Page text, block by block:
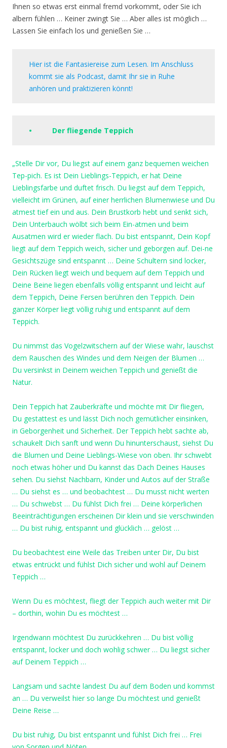
Ihnen so etwas erst einmal fremd vorkommt, oder Sie ich
albern fühlen … Keiner zwingt Sie … Aber alles ist möglich …
Lassen Sie einfach los und genießen Sie …
Hier ist die Fantasiereise zum Lesen. Im Anschluss
kommt sie als Podcast, damit Ihr sie in Ruhe
anhören und praktizieren könnt!
• Der fliegende Teppich
„Stelle Dir vor, Du liegst auf einem ganz bequemen weichen
Tep-pich. Es ist Dein Lieblings-Teppich, er hat Deine
Lieblingsfarbe und duftet frisch. Du liegst auf dem Teppich,
vielleicht im Grünen, auf einer herrlichen Blumenwiese und Du
atmest tief ein und aus. Dein Brustkorb hebt und senkt sich,
Dein Unterbauch wölbt sich beim Ein-atmen und beim
Ausatmen wird er wieder flach. Du bist entspannt, Dein Kopf
liegt auf dem Teppich weich, sicher und geborgen auf. Dei-ne
Gesichtszüge sind entspannt … Deine Schultern sind locker,
Dein Rücken liegt weich und bequem auf dem Teppich und
Deine Beine liegen ebenfalls völlig entspannt und leicht auf
dem Teppich, Deine Fersen berühren den Teppich. Dein
ganzer Körper liegt völlig ruhig und entspannt auf dem
Teppich.
Du nimmst das Vogelzwitschern auf der Wiese wahr, lauschst
dem Rauschen des Windes und dem Neigen der Blumen …
Du versinkst in Deinem weichen Teppich und genießt die
Natur.
Dein Teppich hat Zauberkräfte und möchte mit Dir fliegen,
Du gestattest es und lässt Dich noch gemütlicher einsinken,
in Geborgenheit und Sicherheit. Der Teppich hebt sachte ab,
schaukelt Dich sanft und wenn Du hinunterschaust, siehst Du
die Blumen und Deine Lieblings-Wiese von oben. Ihr schwebt
noch etwas höher und Du kannst das Dach Deines Hauses
sehen. Du siehst Nachbarn, Kinder und Autos auf der Straße
… Du siehst es … und beobachtest … Du musst nicht werten
… Du schwebst … Du fühlst Dich frei … Deine körperlichen
Beeinträchtigungen erscheinen Dir klein und sie verschwinden
… Du bist ruhig, entspannt und glücklich … gelöst …
Du beobachtest eine Weile das Treiben unter Dir, Du bist
etwas entrückt und fühlst Dich sicher und wohl auf Deinem
Teppich …
Wenn Du es möchtest, fliegt der Teppich auch weiter mit Dir
– dorthin, wohin Du es möchtest …
Irgendwann möchtest Du zurückkehren … Du bist völlig
entspannt, locker und doch wohlig schwer … Du liegst sicher
auf Deinem Teppich …
Langsam und sachte landest Du auf dem Boden und kommst
an … Du verweilst hier so lange Du möchtest und genießt
Deine Reise …
Du bist ruhig, Du bist entspannt und fühlst Dich frei … Frei